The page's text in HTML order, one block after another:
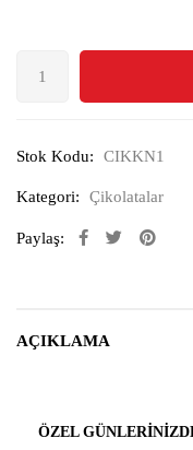
Stok Kodu: CIKKN1
Kategori: Çikolatalar
Paylaş:
AÇIKLAMA
ÖZEL